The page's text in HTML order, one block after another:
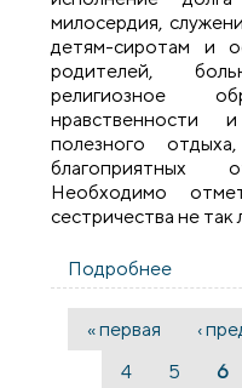
милосердия,
детям-сиротам и
родителей,
религиозное
нравственности
полезного
Необходимо
сестричества не так
Подробнее
Страницы
« первая ‹
4
5 6